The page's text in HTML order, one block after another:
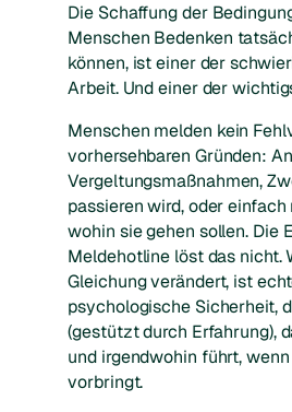
Die Schaffung der
Menschen Bedenken
können, ist einer der
Arbeit. Und einer der
Menschen melden kein
vorhersehbaren Gründen:
Vergeltungsmaßnahmen,
passieren wird, oder
wohin sie gehen sollen. Die
Meldehotline löst das nicht.
Gleichung verändert, ist
psychologische Sicherheit,
(gestützt durch Erfahrung),
und irgendwohin führt,
vorbringt.